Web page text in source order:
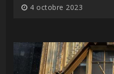
4 octobre 2023